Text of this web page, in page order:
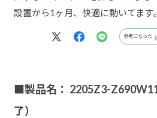
設置から1ヶ月、快適に動いてます。
参考になった
■製品名： 2205Z3-
了）